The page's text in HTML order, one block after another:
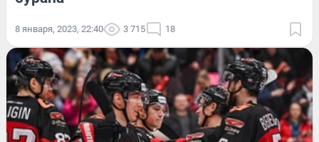
8 января, 2023, 22:40 3 715 18